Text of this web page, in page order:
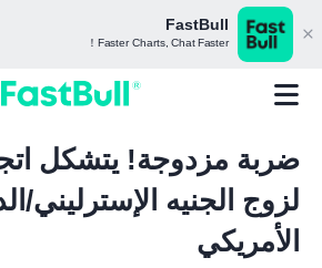
FastBull
Faster Charts, Chat Faster！
ضربة مزدوجة! يتشكل
لزوج الجنيه الإسترليني/
الأمريكي